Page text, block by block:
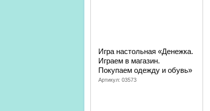
Игра настольная «Денежка.
Играем в магазин.
Покупаем одежду и обувь»
Артикул: 03573